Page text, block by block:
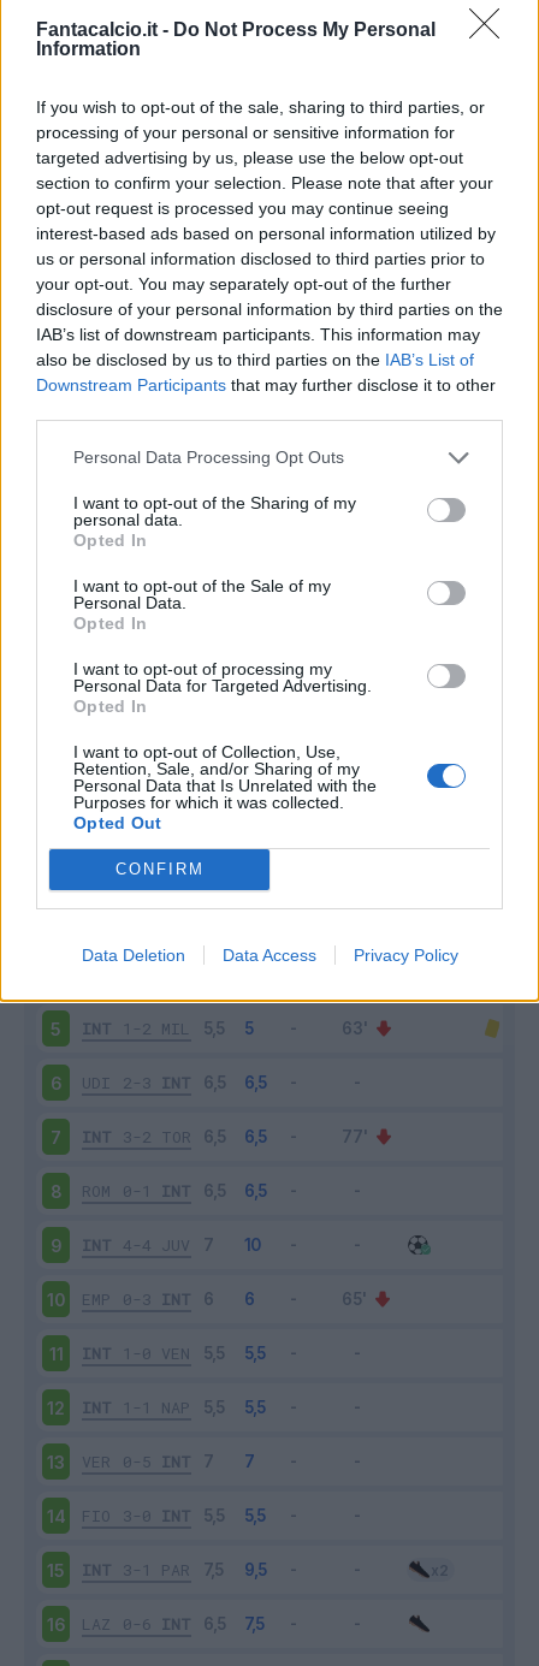
Fantacalcio.it - Do Not Process My Personal
Information
If you wish to opt-out of the sale, sharing to third parties, or
processing of your personal or sensitive information for
targeted advertising by us, please use the below opt-out
section to confirm your selection. Please note that after your
opt-out request is processed you may continue seeing
interest-based ads based on personal information utilized by
us or personal information disclosed to third parties prior to
your opt-out. You may separately opt-out of the further
disclosure of your personal information by third parties on the
IAB’s list of downstream participants. This information may
also be disclosed by us to third parties on the IAB’s List of
Downstream Participants that may further disclose it to other
Personal Data Processing Opt Outs
I want to opt-out of the Sharing of my
personal data.
Opted In
I want to opt-out of the Sale of my
Personal Data.
Opted In
I want to opt-out of processing my
Personal Data for Targeted Advertising.
Opted In
I want to opt-out of Collection, Use,
Retention, Sale, and/or Sharing of my
Personal Data that Is Unrelated with the
Purposes for which it was collected.
Opted Out
CONFIRM
Data Deletion Data Access Privacy Policy
Classic Mantra
Riepilogo stagione
Titolare 30 - 78
Entrato 2 - 5%
Scarica riepilogo
stagionale
Scarica
Giornata VotoFV Entrato Uscito Bonus/Malus
GEN 2-2 INT
2-0 LEC
5 INT 1-2 MIL
6 UDI 2-3 INT
7 INT 3-2 TOR
8 ROM 0-1 INT
9 INT 4-4 JUV
10 EMP 0-3 INT
11 INT 1-0 VEN
12 INT 1-1 NAP
13 VER 0-5 INT
14 FIO 3-0 INT
15 INT 3-1 PAR
16 LAZ 0-6 INT